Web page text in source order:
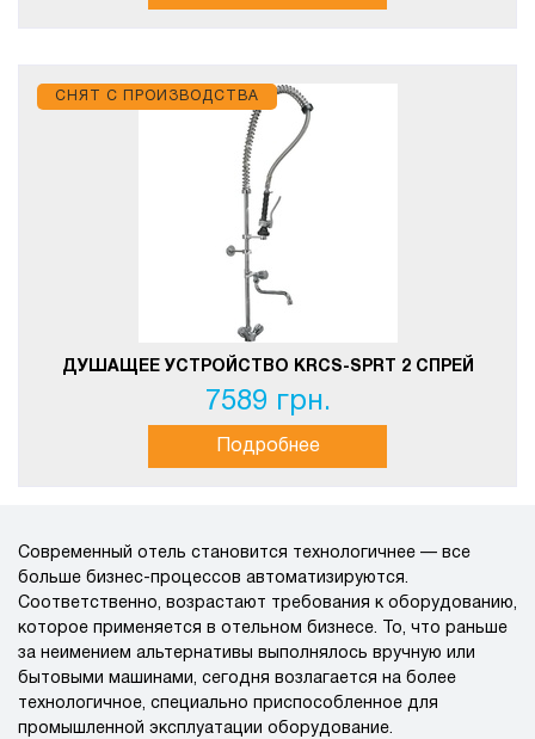
СНЯТ С ПРОИЗВОДСТВА
ДУШАЩЕЕ УСТРОЙСТВО KRCS-SPRT 2 СПРЕЙ
7589 грн.
Подробнее
Современный отель становится технологичнее — все
больше бизнес-процессов автоматизируются.
Соответственно, возрастают требования к оборудованию,
которое применяется в отельном бизнесе. То, что раньше
за неимением альтернативы выполнялось вручную или
бытовыми машинами, сегодня возлагается на более
технологичное, специально приспособленное для
промышленной эксплуатации оборудование.